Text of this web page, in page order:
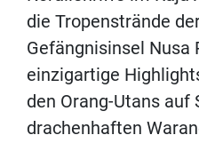
die Tropenstrände
Gefängnisinsel Nusa
einzigartige
den Orang-Utans auf
drachenhaften